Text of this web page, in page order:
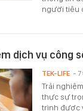
người tiêu
dịch vụ công
Trải
thực sự
trình được
TEK-LIFE -